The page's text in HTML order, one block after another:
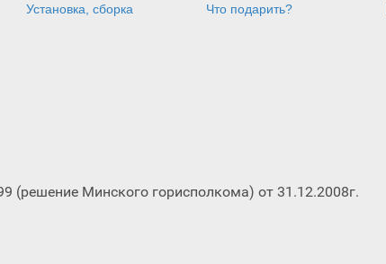
Установка, сборка Что подарить?
Минского горисполкома) от 31.12.2008г.